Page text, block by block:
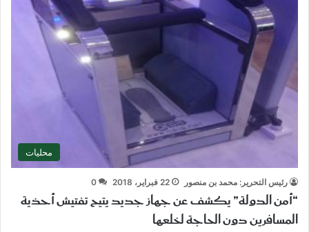
محليات
رئيس التحرير: محمد بن منصور 22 فبراير، 2018 0
“أمن الدولة” يكشف عن جهاز جديد يتيح تفتيش أحذية
المسافرين دون الحاجة لخلعها